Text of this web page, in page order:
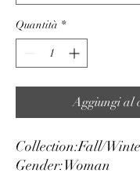
Quantità *
Aggiungi al
Collection:Fall/
Gender:Woman